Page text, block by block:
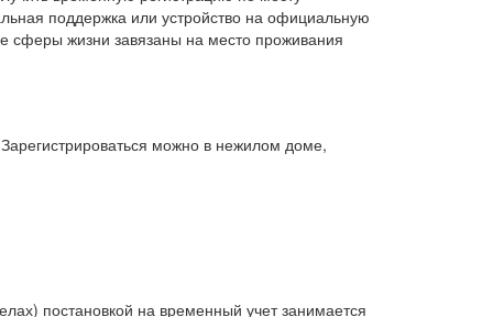
поддержка или устройство на официальную
сферы жизни завязаны на место проживания
можно в нежилом доме,
постановкой на временный учет занимается